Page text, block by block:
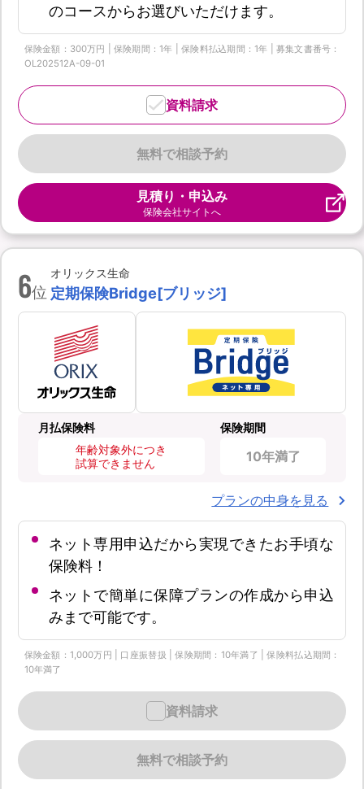
のコースからお選びいただけます。
保険金額：300万円 | 保険期間：1年 | 保険料払込期間：1年 | 募集文書番号：
OL202512A-09-01
無料で相談予約
資料請求
見積り・申込み
保険会社サイトへ
6位
オリックス生命
定期保険Bridge[ブリッジ]
月払保険料
年齢対象外につき
試算できません
保険期間
10年満了
プランの中身を見る
ネット専用申込だから実現できたお手頃な
保険料！
ネットで簡単に保障プランの作成から申込
みまで可能です。
保険金額：1,000万円 | 口座振替扱 | 保険期間：10年満了 | 保険料払込期間：
10年満了
無料で相談予約
資料請求